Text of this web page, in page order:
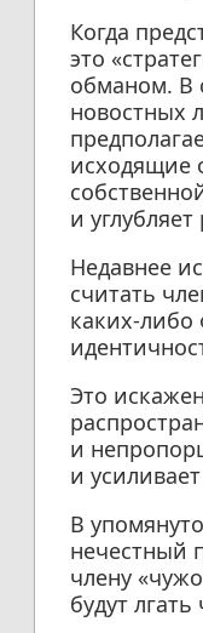
Когда
это
обманом. В
новостных
исходящие
и
Недавнее
считать
каких-либо
Это
и
и
В
нечестный
члену
будут